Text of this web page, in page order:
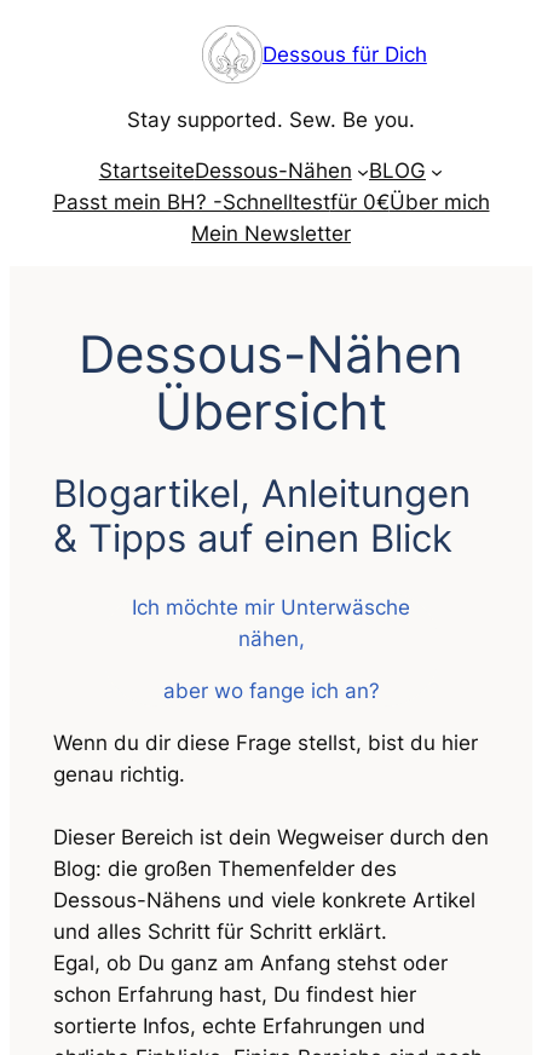
Dessous für Dich
Stay supported. Sew. Be you.
StartseiteDessous-Nähen
BLOG
Passt mein BH? -Schnelltestfür 0€Über mich
Mein Newsletter
Dessous-Nähen
Übersicht
Blogartikel, Anleitungen
& Tipps auf einen Blick
Ich möchte mir Unterwäsche
nähen,
aber wo fange ich an?
Wenn du dir diese Frage stellst, bist du hier
genau richtig.
Dieser Bereich ist dein Wegweiser durch den
Blog: die großen Themenfelder des
Dessous-Nähens und viele konkrete Artikel
und alles Schritt für Schritt erklärt.
Egal, ob Du ganz am Anfang stehst oder
schon Erfahrung hast, Du findest hier
sortierte Infos, echte Erfahrungen und